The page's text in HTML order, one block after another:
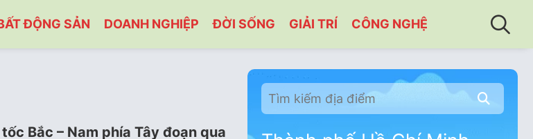
ĐỘNG SẢN DOANH NGHIỆP ĐỜI SỐNG GIẢI TRÍ CÔNG NGHỆ
Bắc – Nam phía Tây đoạn qua